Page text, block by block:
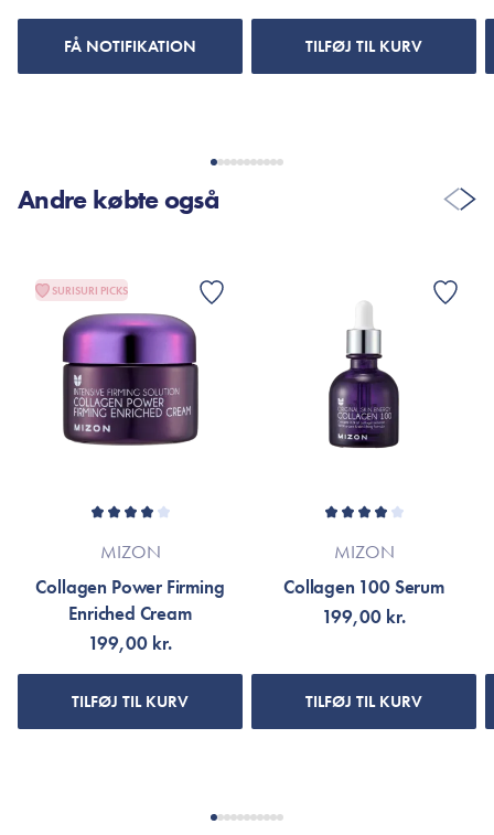
Er dette tilfældet henvises til produktemballage eller til
mærket’s officielle hjemmeside.
produktionsfejl? :(
Lækker øjencreme. Den er drøj i brug og lækker at smøre ud,
så kan klart anbefale at prøve den.
VIS FLERE ANMELDELSER
FÅ NOTIFIKATION TILFØJ TIL KURV
Andre købte også
SURISURI PICKS
MIZON
Collagen Power Firming
Enriched Cream
199,00 kr.
TILFØJ TIL KURV
MIZON
Collagen 100 Serum
199,00 kr.
TILFØJ TIL KURV